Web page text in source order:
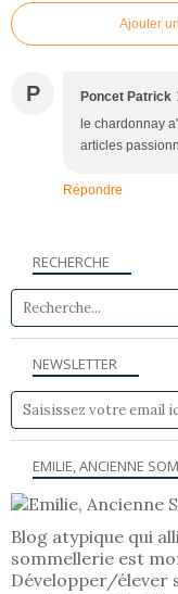
Ajouter
P Poncet Patrick
le chardonnay
articles
Répondre
NEWSLETTER
RECHERCHE
EMILIE, ANCIENNE
Blog atypique qui
sommellerie est
Développer/élever